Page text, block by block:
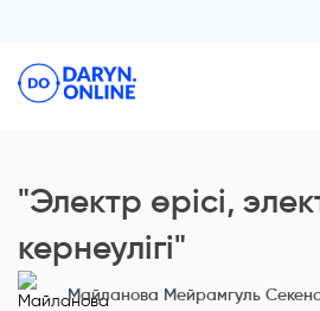
"Электр өрiсi,
кернеулігі"
Майланова Мейрамгуль